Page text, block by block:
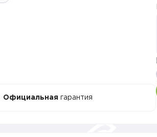
Официальная гарантия